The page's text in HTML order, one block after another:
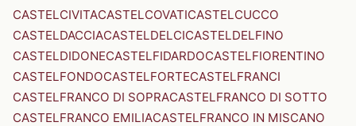
CASTELCIVITACASTELCOVATICASTELCUCCO
CASTELDACCIACASTELDELCICASTELDELFINO
CASTELDIDONECASTELFIDARDOCASTELFIORENTINO
CASTELFONDOCASTELFORTECASTELFRANCI
CASTELFRANCO DI SOPRACASTELFRANCO DI SOTTO
CASTELFRANCO EMILIACASTELFRANCO IN MISCANO